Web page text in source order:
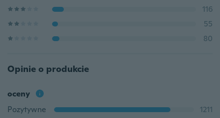
116
55
80
Opinie o produkcie
oceny
Pozytywne
1211